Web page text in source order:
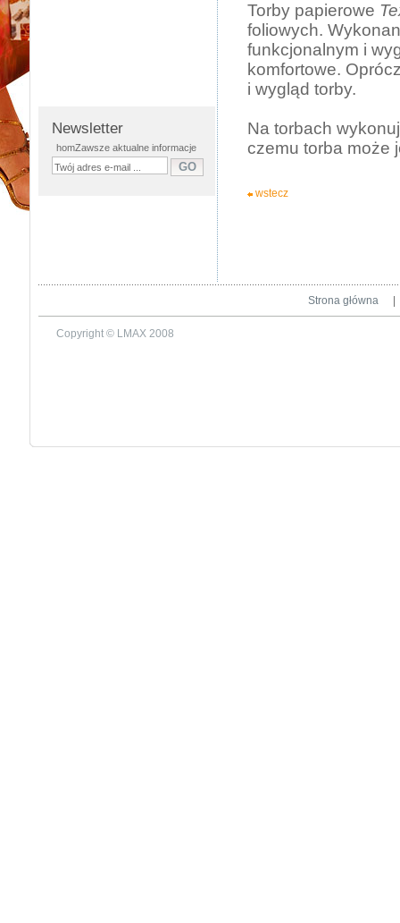
Newsletter
homZawsze aktualne informacje
Torby papierowe
foliowych.
funkcjonalnym i
komfortowe.
i wygląd torby.
Na torbach
czemu torba może
wstecz
Strona główna
Copyright © LMAX 2008